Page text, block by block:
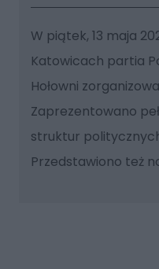
W piątek, 13 maja
Katowicach partia
Hołowni
Zaprezentowano
struktur
Przedstawiono też